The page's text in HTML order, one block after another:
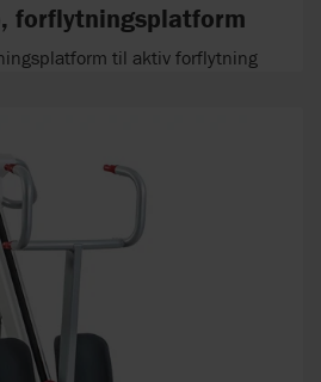
forflytningsplatform
til aktiv forflytning